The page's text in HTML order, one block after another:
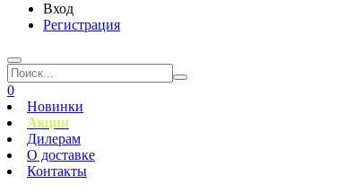
Вход
Регистрация
0
Новинки
Акции
Дилерам
О доставке
Контакты